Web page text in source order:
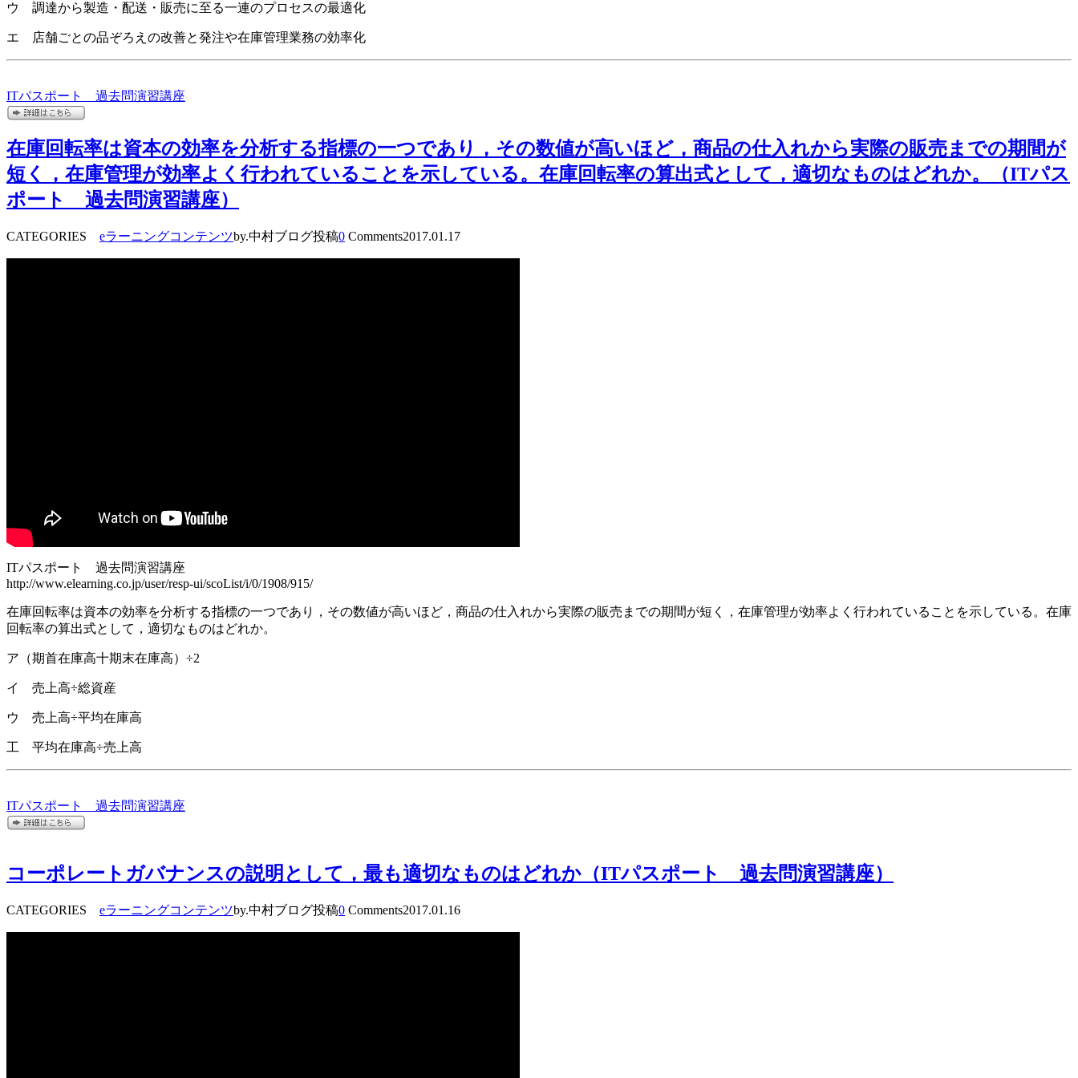
ウ 調達から製造・配送・販売に至る一連のプロセスの最適化
エ 店舗ごとの品ぞろえの改善と発注や在庫管理業務の効率化
ITパスポート 過去問演習講座
在庫回転率は資本の効率を分析する指標の一つであり，その数値が高いほど，商品の仕入れから実際の販売までの期間が
短く，在庫管理が効率よく行われていることを示している。在庫回転率の算出式として，適切なものはどれか。（ITパス
ポート 過去問演習講座）
CATEGORIES eラーニングコンテンツby.中村ブログ投稿0 Comments2017.01.17
ITパスポート 過去問演習講座
http://www.elearning.co.jp/user/resp-ui/scoList/i/0/1908/915/
在庫回転率は資本の効率を分析する指標の一つであり，その数値が高いほど，商品の仕入れから実際の販売までの期間が短く，在庫管理が効率よく行われていることを示している。在庫
回転率の算出式として，適切なものはどれか。
ア（期首在庫高十期末在庫高）÷2
イ 売上高÷総資産
ウ 売上高÷平均在庫高
工 平均在庫高÷売上高
ITパスポート 過去問演習講座
コーポレートガバナンスの説明として，最も適切なものはどれか（ITパスポート 過去問演習講座）
CATEGORIES eラーニングコンテンツby.中村ブログ投稿0 Comments2017.01.16